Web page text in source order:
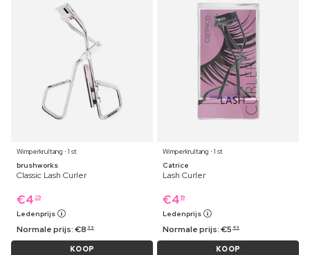
Wimperkrultang ⋅ 1 st
brushworks
Classic Lash Curler
€4 29
Ledenprijs
Normale prijs:€8 99
KOOP
Wimperkrultang ⋅ 1 st
Catrice
Lash Curler
€4 19
Ledenprijs
Normale prijs:€5 49
KOOP